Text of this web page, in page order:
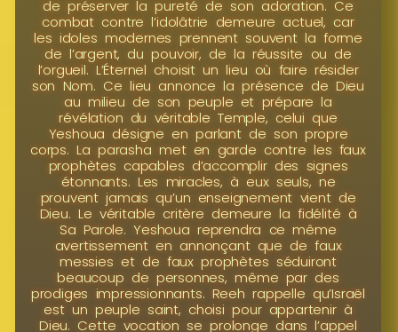
de préserver la pureté de son adoration. Ce
combat contre l’idolâtrie demeure actuel, car
les idoles modernes prennent souvent la forme
de l’argent, du pouvoir, de la réussite ou de
l’orgueil. L’Éternel choisit un lieu où faire résider
son Nom. Ce lieu annonce la présence de Dieu
au milieu de son peuple et prépare la
révélation du véritable Temple, celui que
Yeshoua désigne en parlant de son propre
corps. La parasha met en garde contre les faux
prophètes capables d’accomplir des signes
étonnants. Les miracles, à eux seuls, ne
prouvent jamais qu’un enseignement vient de
Dieu. Le véritable critère demeure la fidélité à
Sa Parole. Yeshoua reprendra ce même
avertissement en annonçant que de faux
messies et de faux prophètes séduiront
beaucoup de personnes, même par des
prodiges impressionnants. Reeh rappelle qu’Israël
est un peuple saint, choisi pour appartenir à
Dieu. Cette vocation se prolonge dans l’appel